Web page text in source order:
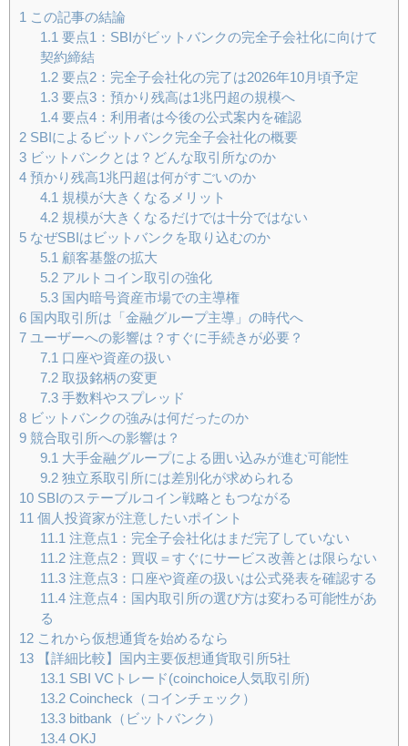
1
この記事の結論
1.1 要点1：SBIがビットバンクの完全子会社化に向けて
契約締結
1.2要点2：完全子会社化の完了は2026年10月頃予定
1.3要点3：預かり残高は1兆円超の規模へ
1.4要点4：利用者は今後の公式案内を確認
2 SBIによるビットバンク完全子会社化の概要
3 ビットバンクとは？どんな取引所なのか
4 預かり残高1兆円超は何がすごいのか
4.1 規模が大きくなるメリット
4.2規模が大きくなるだけでは十分ではない
5 なぜSBIはビットバンクを取り込むのか
5.1 顧客基盤の拡大
5.2アルトコイン取引の強化
5.3国内暗号資産市場での主導権
6 国内取引所は「金融グループ主導」の時代へ
7 ユーザーへの影響は？すぐに手続きが必要？
7.1 口座や資産の扱い
7.2取扱銘柄の変更
7.3手数料やスプレッド
8 ビットバンクの強みは何だったのか
9 競合取引所への影響は？
9.1 大手金融グループによる囲い込みが進む可能性
9.2独立系取引所には差別化が求められる
10 SBIのステーブルコイン戦略ともつながる
11 個人投資家が注意したいポイント
11.1 注意点1：完全子会社化はまだ完了していない
11.2注意点2：買収＝すぐにサービス改善とは限らない
11.3注意点3：口座や資産の扱いは公式発表を確認する
11.4注意点4：国内取引所の選び方は変わる可能性があ
る
12 これから仮想通貨を始めるなら
13 【詳細比較】国内主要仮想通貨取引所5社
13.1 SBI VCトレード(coinchoice人気取引所)
13.2Coincheck（コインチェック）
13.3bitbank（ビットバンク）
13.4OKJ